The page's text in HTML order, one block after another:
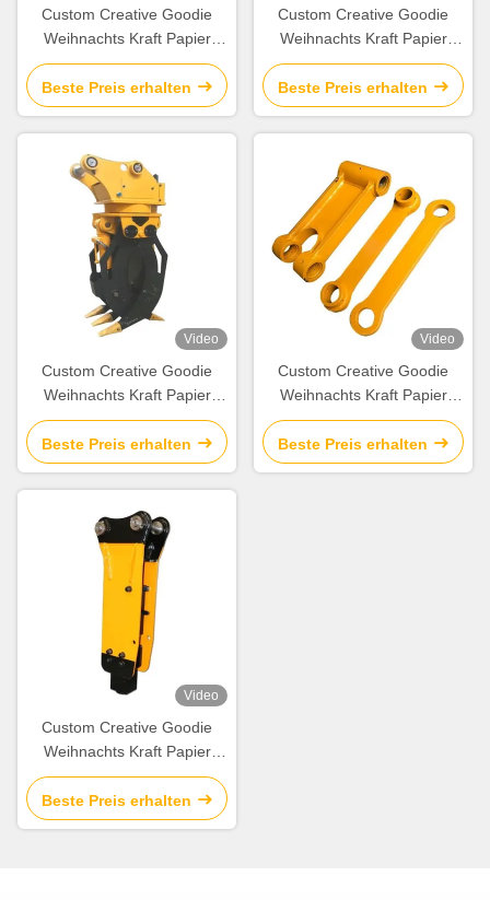
Custom Creative Goodie
Weihnachts Kraft Papier
Geschenk Tasche mit Ihrem
eigenen Logo für Xmas
Dekorationsparty
Beste Preis erhalten
Custom Creative Goodie
Weihnachts Kraft Papier
Geschenk Tasche mit Ihrem
eigenen Logo für Xmas
Dekorationsparty
Beste Preis erhalten
Video
Custom Creative Goodie
Weihnachts Kraft Papier
Geschenk Tasche mit Ihrem
eigenen Logo für Xmas
Dekorationsparty
Beste Preis erhalten
Video
Custom Creative Goodie
Weihnachts Kraft Papier
Geschenk Tasche mit Ihrem
eigenen Logo für Xmas
Dekorationsparty
Beste Preis erhalten
Video
Custom Creative Goodie
Weihnachts Kraft Papier
Geschenk Tasche mit Ihrem
eigenen Logo für Xmas
Dekorationsparty
Beste Preis erhalten